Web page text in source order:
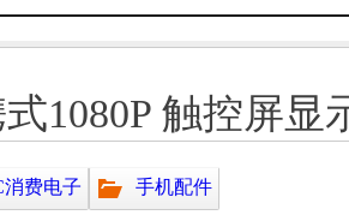
式1080P 触控屏
消费电子 手机配件